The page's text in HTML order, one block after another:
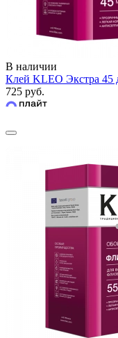
В наличии
Клей KLEO Экстра 45
725 руб.